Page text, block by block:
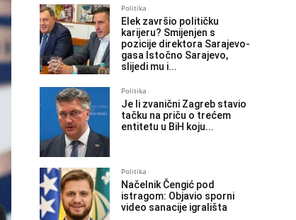
Politika
Elek završio političku
karijeru? Smijenjen s
pozicije direktora Sarajevo-
gasa Istočno Sarajevo,
slijedi mu i...
Politika
Je li zvanični Zagreb stavio
tačku na priču o trećem
entitetu u BiH koju...
Politika
Načelnik Čengić pod
istragom: Objavio sporni
video sanacije igrališta